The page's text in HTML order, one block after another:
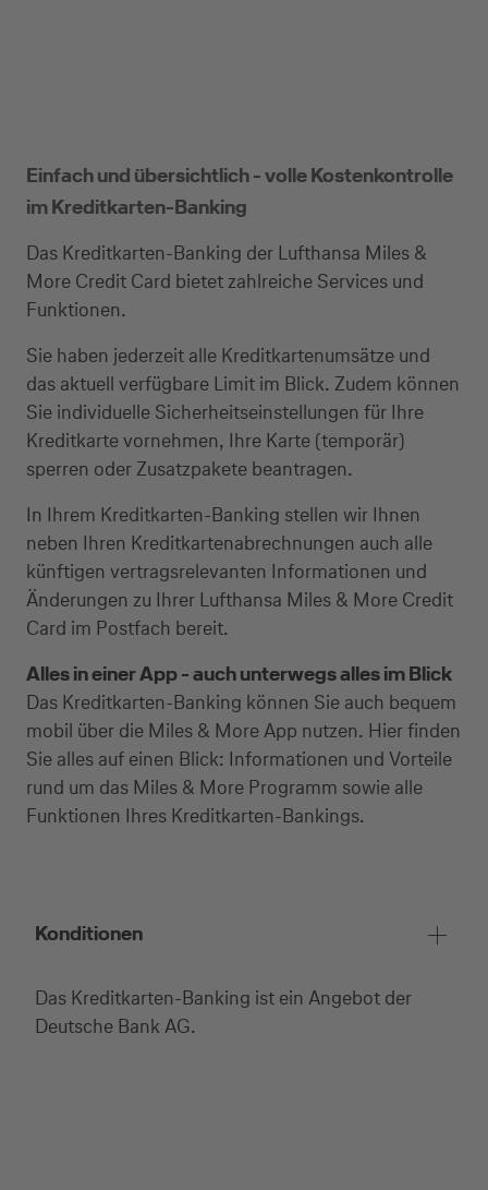
Einfach und übersichtlich - volle Kostenkontrolle
im Kreditkarten-Banking
Das Kreditkarten-Banking der Lufthansa Miles &
More Credit Card bietet zahlreiche Services und
Funktionen.
Sie haben jederzeit alle Kreditkartenumsätze und
das aktuell verfügbare Limit im Blick. Zudem können
Sie individuelle Sicherheitseinstellungen für Ihre
Kreditkarte vornehmen, Ihre Karte (temporär)
sperren oder Zusatzpakete beantragen.
In Ihrem Kreditkarten-Banking stellen wir Ihnen
neben Ihren Kreditkartenabrechnungen auch alle
künftigen vertragsrelevanten Informationen und
Änderungen zu Ihrer Lufthansa Miles & More Credit
Card im Postfach bereit.
Alles in einer App - auch unterwegs alles im Blick
Das Kreditkarten-Banking können Sie auch bequem
mobil über die Miles & More App nutzen. Hier finden
Sie alles auf einen Blick: Informationen und Vorteile
rund um das Miles & More Programm sowie alle
Funktionen Ihres Kreditkarten-Bankings.
Konditionen
Das Kreditkarten-Banking ist ein Angebot der
Deutsche Bank AG.